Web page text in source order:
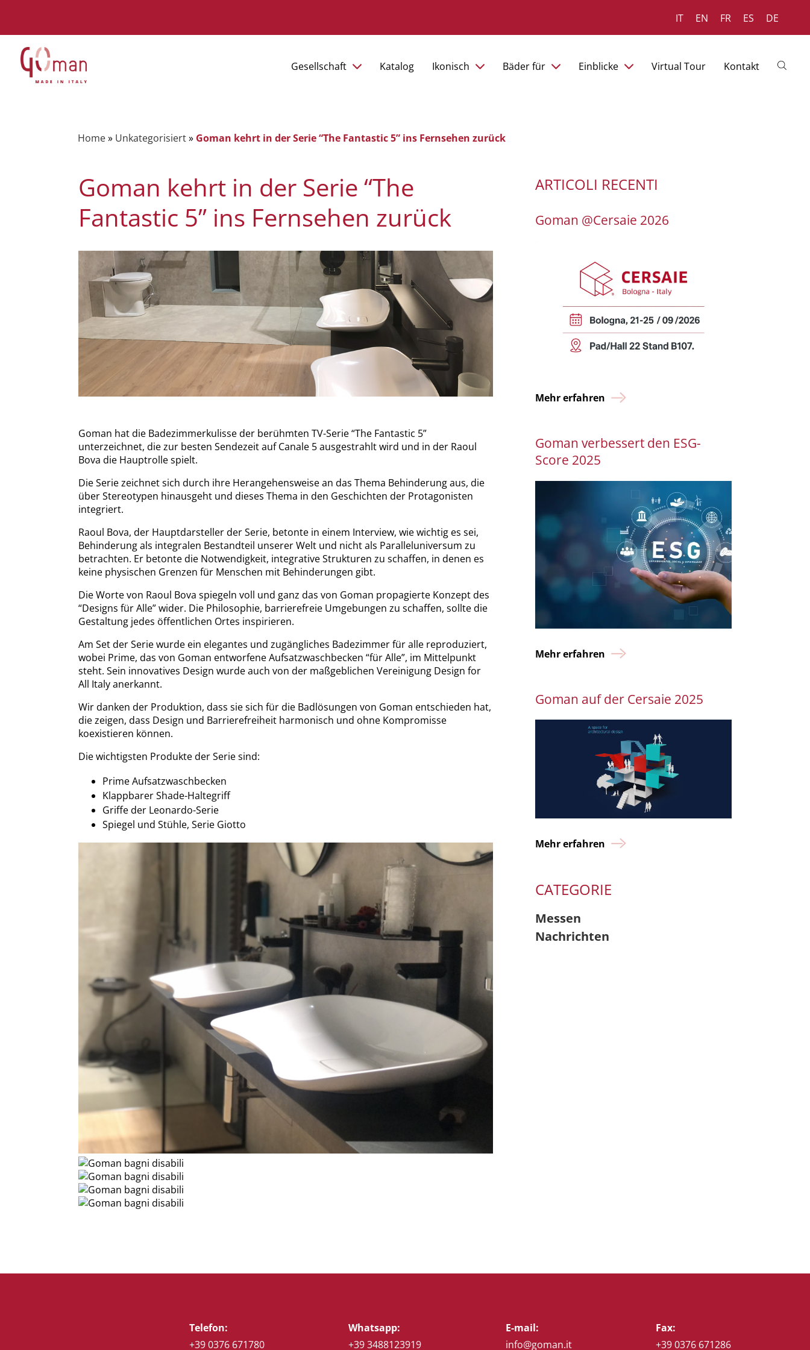
IT EN FR ES DE
Gesellschaft Katalog Ikonisch Bäder für Einblicke Virtual Tour Kontakt
Home» Unkategorisiert» Goman kehrt in der Serie “The Fantastic 5” ins Fernsehen zurück
Goman kehrt in der Serie “The
Fantastic 5” ins Fernsehen zurück
Goman hat die Badezimmerkulisse der berühmten TV-Serie “The Fantastic 5”
unterzeichnet, die zur besten Sendezeit auf Canale 5 ausgestrahlt wird und in der Raoul
Bova die Hauptrolle spielt.
Die Serie zeichnet sich durch ihre Herangehensweise an das Thema Behinderung aus, die
über Stereotypen hinausgeht und dieses Thema in den Geschichten der Protagonisten
integriert.
Raoul Bova, der Hauptdarsteller der Serie, betonte in einem Interview, wie wichtig es sei,
Behinderung als integralen Bestandteil unserer Welt und nicht als Paralleluniversum zu
betrachten. Er betonte die Notwendigkeit, integrative Strukturen zu schaffen, in denen es
keine physischen Grenzen für Menschen mit Behinderungen gibt.
Die Worte von Raoul Bova spiegeln voll und ganz das von Goman propagierte Konzept des
“Designs für Alle” wider. Die Philosophie, barrierefreie Umgebungen zu schaffen, sollte die
Gestaltung jedes öffentlichen Ortes inspirieren.
Am Set der Serie wurde ein elegantes und zugängliches Badezimmer für alle reproduziert,
wobei Prime, das von Goman entworfene Aufsatzwaschbecken “für Alle”, im Mittelpunkt
steht. Sein innovatives Design wurde auch von der maßgeblichen Vereinigung Design for
All Italy anerkannt.
Wir danken der Produktion, dass sie sich für die Badlösungen von Goman entschieden hat,
die zeigen, dass Design und Barrierefreiheit harmonisch und ohne Kompromisse
koexistieren können.
Die wichtigsten Produkte der Serie sind:
Prime Aufsatzwaschbecken
Klappbarer Shade-Haltegriff
Griffe der Leonardo-Serie
Spiegel und Stühle, Serie Giotto
ARTICOLI RECENTI
Goman @Cersaie 2026
Mehr erfahren
Goman verbessert den ESG-
Score 2025
Mehr erfahren
Goman auf der Cersaie 2025
Mehr erfahren
CATEGORIE
Messen
Nachrichten
Telefon:
+39 0376 671780
Whatsapp:
+39 3488123919
E-mail:
info@goman.it
Fax:
+39 0376 671286